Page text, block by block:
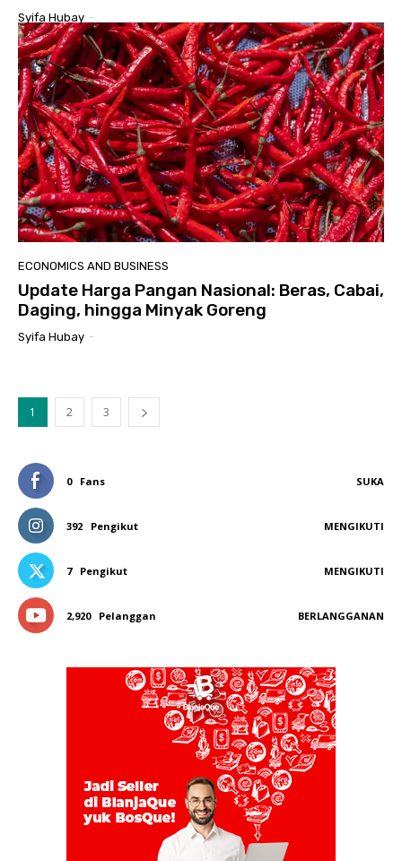
Syifa Hubay -
ECONOMICS AND BUSINESS
Update Harga Pangan Nasional: Beras, Cabai,
Daging, hingga Minyak Goreng
Syifa Hubay -
1 2 3
0 Fans SUKA
392 Pengikut MENGIKUTI
7 Pengikut MENGIKUTI
2,920 Pelanggan BERLANGGANAN